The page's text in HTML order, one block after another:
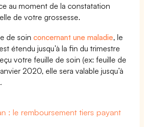
au moment de la constatation
de votre grossesse.
de soinconcernant une maladie, le
étendu jusqu’à la fin du trimestre
votre feuille de soin (ex: feuille de
2020, elle sera valable jusqu’à
: le remboursement tiers payant